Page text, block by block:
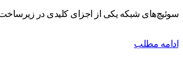
سوئیچ‌های شبکه یکی از اجزای کلیدی در
ادامه مطلب